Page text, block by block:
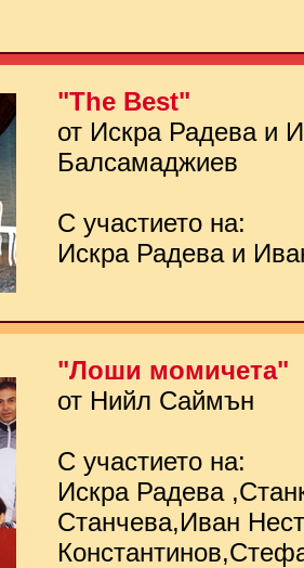
"The Best"
от Искра Радева и
Балсамаджиев
С участието на:
Искра Радева и
"Лоши момичета"
от Нийл Саймън
С участието на:
Искра Радева
Станчева,Иван